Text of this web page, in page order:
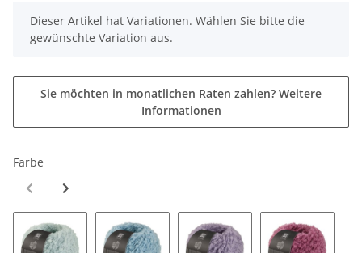
x
Dieser Artikel hat Variationen. Wählen Sie bitte die
gewünschte Variation aus.
Sie möchten in monatlichen Raten zahlen? Weitere
Informationen
Farbe